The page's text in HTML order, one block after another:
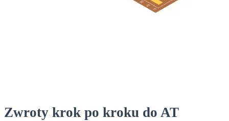
Zwroty krok po kroku do AT